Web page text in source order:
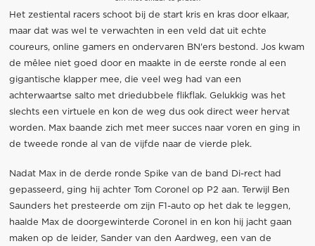
Het zestiental racers schoot bij de start kris en kras door elkaar,
maar dat was wel te verwachten in een veld dat uit echte
coureurs, online gamers en ondervaren BN'ers bestond. Jos kwam
de mêlee niet goed door en maakte in de eerste ronde al een
gigantische klapper mee, die veel weg had van een
achterwaartse salto met driedubbele flikflak. Gelukkig was het
slechts een virtuele en kon de weg dus ook direct weer hervat
worden. Max baande zich met meer succes naar voren en ging in
de tweede ronde al van de vijfde naar de vierde plek.
Nadat Max in de derde ronde Spike van de band Di-rect had
gepasseerd, ging hij achter Tom Coronel op P2 aan. Terwijl Ben
Saunders het presteerde om zijn F1-auto op het dak te leggen,
haalde Max de doorgewinterde Coronel in en kon hij jacht gaan
maken op de leider, Sander van den Aardweg, een van de